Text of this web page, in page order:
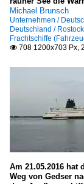
Michael Brunsch
Unternehmen /
Deutschland /
Frachtschiffe
 708 1200x703 Px,
Am 21.05.2016 hat
Weg von Gedser